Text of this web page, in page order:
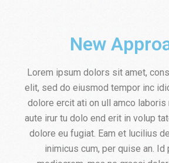
New
Lorem ipsum dolors sit amet,
elit, sed do eiusmod tempor inc
dolore ercit ati on ull amco laboris
aute irur tu dolo end erit in volup
dolore eu fugiat. Eam et lucilius
inimicus cum, per quise an. Id